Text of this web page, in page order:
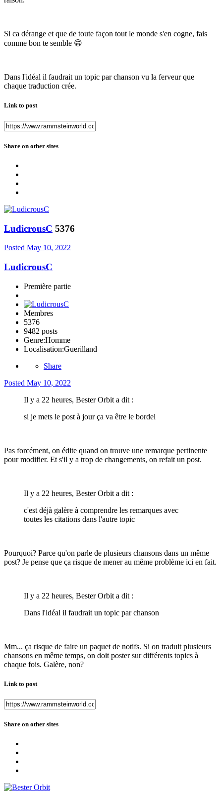
Si ca dérange et que de toute façon tout le monde s'en cogne, fais
comme bon te semble 😁
Dans l'idéal il faudrait un topic par chanson vu la ferveur que
chaque traduction crée.
Link to post
Share on other sites
LudicrousC 5376
Posted May 10, 2022
LudicrousC
Première partie
Membres
5376
9482 posts
Genre:Homme
Localisation:Guerilland
Share
Posted May 10, 2022
Il y a 22 heures, Bester Orbit a dit :
si je mets le post à jour ça va être le bordel
Pas forcément, on édite quand on trouve une remarque pertinente
pour modifier. Et s'il y a trop de changements, on refait un post.
Il y a 22 heures, Bester Orbit a dit :
c'est déjà galère à comprendre les remarques avec
toutes les citations dans l'autre topic
Pourquoi? Parce qu'on parle de plusieurs chansons dans un même
post? Je pense que ça risque de mener au même problème ici en fait.
Il y a 22 heures, Bester Orbit a dit :
Dans l'idéal il faudrait un topic par chanson
Mm... ça risque de faire un paquet de notifs. Si on traduit plusieurs
chansons en même temps, on doit poster sur différents topics à
chaque fois. Galère, non?
Link to post
Share on other sites